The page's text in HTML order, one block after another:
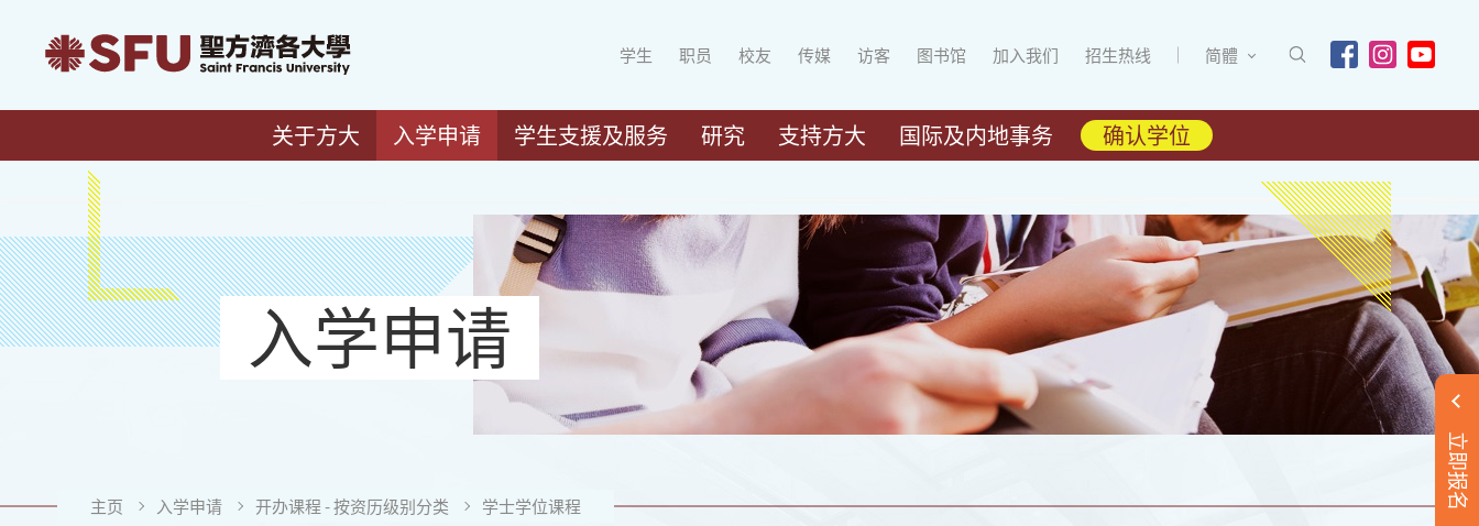
学生 职员 校友 传媒 访客 图书馆 加入我们 招生热线 简體
关于方大 入学申请 学生支援及服务 研究 支持方大 国际及内地事务 确认学位
立即报名
入学申请
主页 入学申请 开办课程 - 按资历级别分类 学士学位课程